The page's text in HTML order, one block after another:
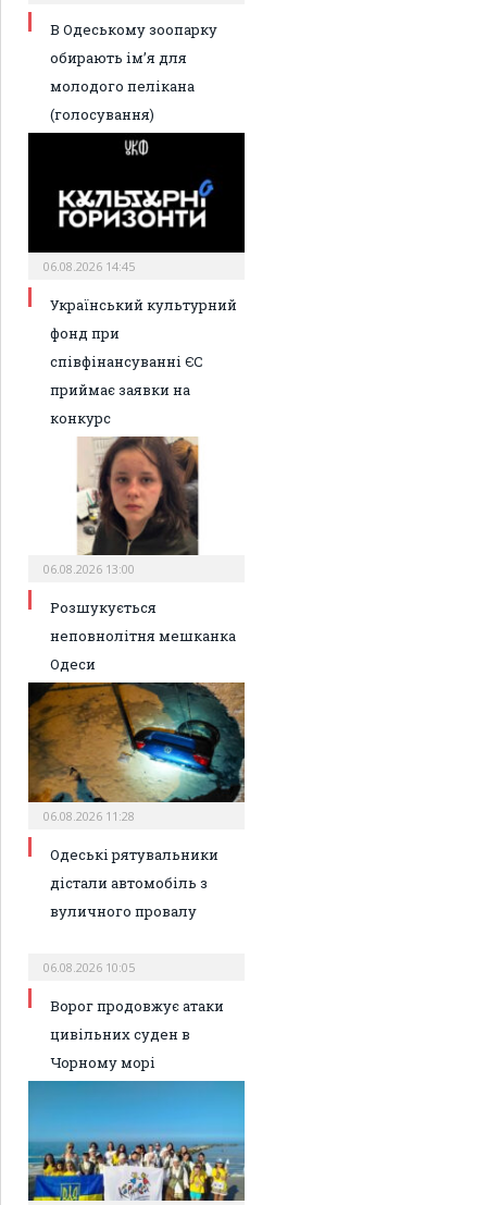
В Одеському зоопарку
обирають ім’я для
молодого пелікана
(голосування)
06.08.2026 14:45
Український культурний
фонд при
співфінансуванні ЄС
приймає заявки на
конкурс
06.08.2026 13:00
Розшукується
неповнолітня мешканка
Одеси
06.08.2026 11:28
Одеські рятувальники
дістали автомобіль з
вуличного провалу
06.08.2026 10:05
Ворог продовжує атаки
цивільних суден в
Чорному морі